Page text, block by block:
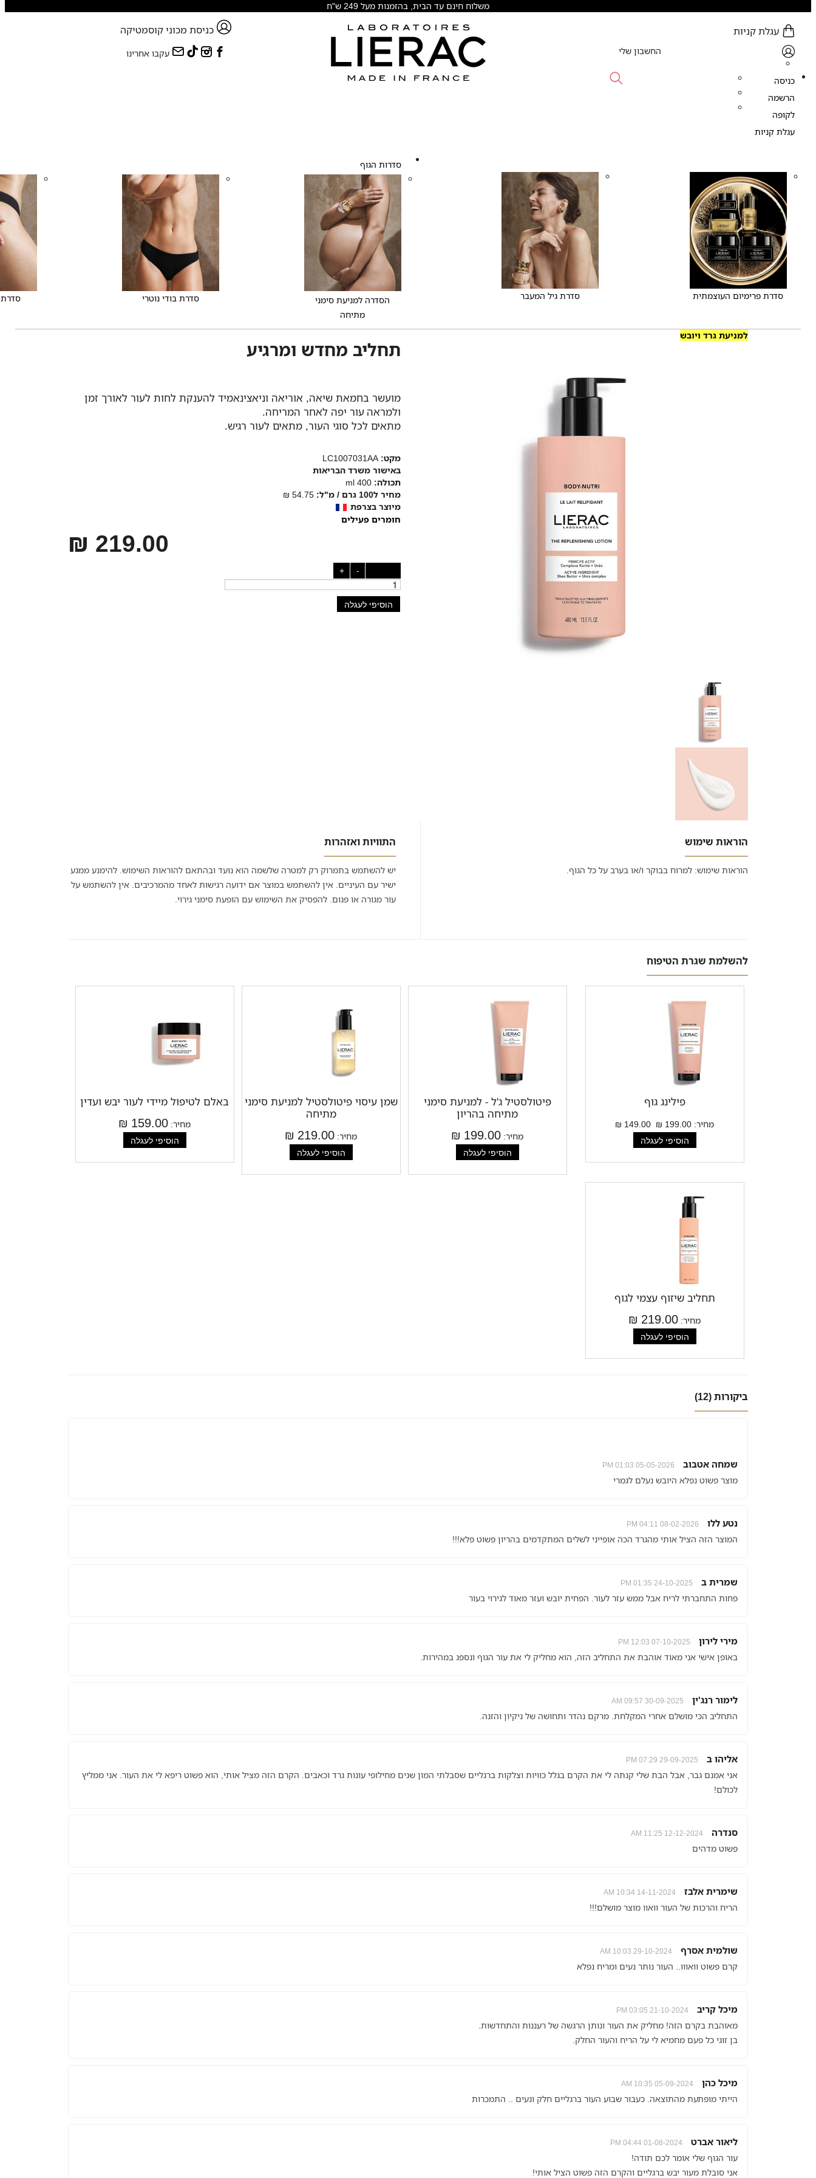
משלוח חינם עד הבית, בהזמנות מעל 249 ש"ח
עגלת קניות
החשבון שלי
כניסה
הרשמה
לקופה
עגלת קניות
כניסת מכוני קוסמטיקה
עקבו אחרינו
סדרת פרימיום העוצמתית סדרת גיל המעבר
סדרות הגוף
הסדרה למניעת סימני
מתיחה
סדרת בודי נוטרי
למניעת גרד ויובש
תחליב מחדש ומרגיע
מועשר בחמאת שיאה, אוריאה וניאצינאמיד להענקת לחות לעור לאורך זמן
ולמראה עור יפה לאחר המריחה.
מתאים לכל סוגי העור, מתאים לעור רגיש.
מקט: LC1007031AA
באישור משרד הבריאות
תכולה: 400 ml
מחיר ל100 גרם / מ"ל:
54.75 ₪
מיוצר בצרפת
חומרים פעילים
219.00 ₪
-
+
הוסיפי לעגלה
הוראות שימוש
הוראות שימוש: למרוח בבוקר ו/או בערב על כל הגוף.
התוויות ואזהרות
יש להשתמש בתמרוק רק למטרה שלשמה הוא נועד ובהתאם להוראות השימוש. להימנע ממגע
ישיר עם העיניים. אין להשתמש במוצר אם ידועה רגישות לאחד מהמרכיבים. אין להשתמש על
עור מגורה או פגום. להפסיק את השימוש עם הופעת סימני גירוי.
להשלמת שגרת הטיפוח
פילינג גוף
מחיר: 199.00 ₪
149.00 ₪
פיטולסטיל ג'ל - למניעת סימני
מתיחה בהריון
מחיר: 199.00 ₪
שמן עיסוי פיטולסטיל למניעת סימני
מתיחה
מחיר: 219.00 ₪
באלם לטיפול מיידי לעור יבש ועדין
מחיר: 159.00 ₪
תחליב שיזוף עצמי לגוף
מחיר: 219.00 ₪
ביקורות (12)
שמחה אטבוב 05-05-2026 01:03 PM
מוצר פשוט נפלא היובש נעלם לגמרי
נטע ללו 08-02-2026 04:11 PM
המוצר הזה הציל אותי מהגרד הכה אופייני לשלים המתקדמים בהריון פשוט פלא!!!
שמרית ב 24-10-2025 01:35 PM
פחות התחברתי לריח אבל ממש עזר לעור. הפחית יובש ועזר מאוד לגירוי בעור
מירי לירון 07-10-2025 12:03 PM
באופן אישי אני מאוד אוהבת את התחליב הזה, הוא מחליק לי את עור הגוף ונספג במהירות.
לימור רנג'ין 30-09-2025 09:57 AM
התחליב הכי מושלם אחרי המקלחת. מרקם נהדר ותחושה של ניקיון והזנה.
אליהו ב 29-09-2025 07:29 PM
אני אמנם גבר, אבל הבת שלי קנתה לי את הקרם בגלל כוויות וצלקות ברגליים שסבלתי המון שנים מחילופי עונות גרד וכאבים. הקרם הזה מציל אותי, הוא פשוט ריפא לי את העור. אני ממליץ
לכולם!
סנדרה 12-12-2024 11:25 AM
פשוט מדהים
שימרית אלבז 14-11-2024 10:34 AM
הריח והרכות של העור וואוו מוצר מושלם!!!
שולמית אסרף 29-10-2024 10:03 AM
קרם פשוט וואווו.. העור נותר נעים ומריח נפלא
מיכל קריב 21-10-2024 03:05 PM
מאוהבת בקרם הזה! מחליק את העור ונותן הרגשה של רעננות והתחדשות.
בן זוגי כל פעם מחמיא לי על הריח והעור החלק.
מיכל כהן 05-09-2024 10:35 AM
הייתי מופתעת מהתוצאה. כעבור שבוע העור ברגליים חלק ונעים .. התמכרות
ליאור אברט 01-08-2024 04:44 PM
עור הגוף שלי אומר לכם תודה!
אני סובלת מעור יבש ברגליים והקרם הזה פשוט הציל אותי!